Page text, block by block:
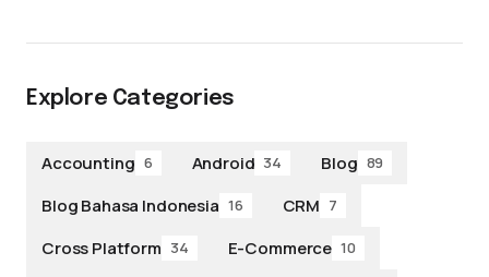
Explore Categories
Accounting 6 Android 34 Blog 89
Blog Bahasa Indonesia 16 CRM 7
Cross Platform 34 E-Commerce 10